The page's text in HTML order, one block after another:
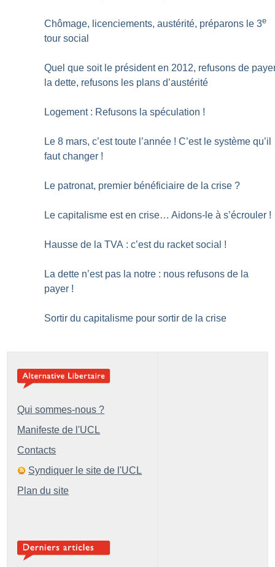
Chômage, licenciements, austérité, préparons le 3e
tour social
Quel que soit le président en 2012, refusons de
la dette, refusons les plans d’austérité
Logement : Refusons la spéculation !
Le 8 mars, c’est toute l’année ! C’est le système qu’il
faut changer !
Le patronat, premier bénéficiaire de la crise ?
Le capitalisme est en crise… Aidons-le à s’écrouler !
Hausse de la TVA : c’est du racket social !
La dette n’est pas la notre : nous refusons de la
payer !
Sortir du capitalisme pour sortir de la crise
Qui sommes-nous ?
Manifeste de l'UCL
Contacts
Syndiquer le site de l'UCL
Plan du site